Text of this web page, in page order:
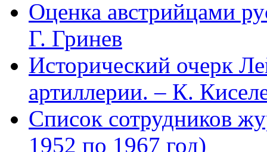
Оценка австрийцами
Г. Гринев
Исторический очерк
артиллерии. – К.
Список сотрудников
1952 по 1967 год)